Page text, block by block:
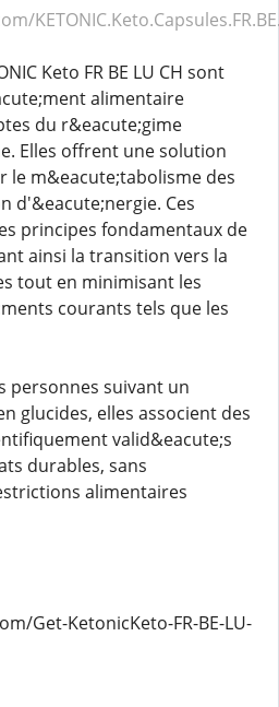
Keto FR BE LU CH sont
alimentaire
du r&eacute;gime
Elles offrent une solution
m&eacute;tabolisme des
d'&eacute;nergie. Ces
principes fondamentaux de
ainsi la transition vers la
tout en minimisant les
courants tels que les
personnes suivant un
glucides, elles associent des
valid&eacute;s
durables, sans
alimentaires
Get-KetonicKeto-FR-BE-LU-